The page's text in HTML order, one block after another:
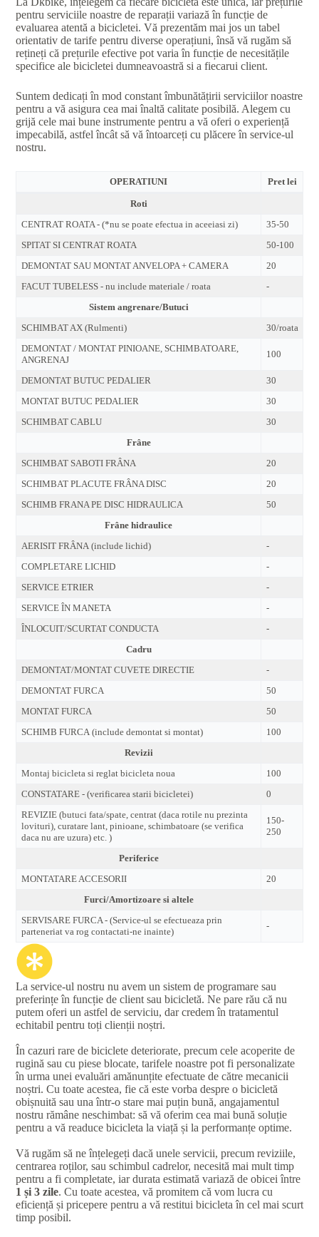
pentru serviciile noastre de reparații variază în funcție de
evaluarea atentă a bicicletei. Vă prezentăm mai jos un tabel
orientativ de tarife pentru diverse operațiuni, însă vă rugăm să
rețineți că prețurile efective pot varia în funcție de necesitățile
specifice ale bicicletei dumneavoastră si a fiecarui client.
Suntem dedicați în mod constant îmbunătățirii serviciilor noastre
pentru a vă asigura cea mai înaltă calitate posibilă. Alegem cu
grijă cele mai bune instrumente pentru a vă oferi o experiență
impecabilă, astfel încât să vă întoarceți cu plăcere în service-ul
nostru.
OPERATIUNI Pret lei
Roti
CENTRAT ROATA - (*nu se poate efectua in aceeiasi zi)
35-50
SPITAT SI CENTRAT ROATA
50-100
DEMONTAT SAU MONTAT ANVELOPA + CAMERA
20
FACUT TUBELESS - nu include materiale / roata
-
Sistem angrenare/Butuci
SCHIMBAT AX (Rulmenti)
30/roata
DEMONTAT / MONTAT PINIOANE, SCHIMBATOARE,
ANGRENAJ
100
DEMONTAT BUTUC PEDALIER
30
MONTAT BUTUC PEDALIER
30
SCHIMBAT CABLU
30
Frâne
SCHIMBAT SABOTI FRÂNA
20
SCHIMBAT PLACUTE FRÂNA DISC
20
SCHIMB FRANA PE DISC HIDRAULICA
50
Frâne hidraulice
AERISIT FRÂNA (include lichid)
-
COMPLETARE LICHID
-
SERVICE ETRIER
-
SERVICE ÎN MANETA
-
ÎNLOCUIT/SCURTAT CONDUCTA
-
Cadru
DEMONTAT/MONTAT CUVETE DIRECTIE
-
DEMONTAT FURCA
50
MONTAT FURCA
50
SCHIMB FURCA (include demontat si montat)
100
Revizii
Montaj bicicleta si reglat bicicleta noua
100
CONSTATARE - (verificarea starii bicicletei)
0
REVIZIE (butuci fata/spate, centrat (daca rotile nu prezinta
lovituri), curatare lant, pinioane, schimbatoare (se verifica
daca nu are uzura) etc. )
150-
250
Periferice
MONTATARE ACCESORII
20
Furci/Amortizoare si altele
SERVISARE FURCA - (Service-ul se efectueaza prin
parteneriat va rog contactati-ne inainte)
-
La service-ul nostru nu avem un sistem de programare sau
preferințe în funcție de client sau bicicletă. Ne pare rău că nu
putem oferi un astfel de serviciu, dar credem în tratamentul
echitabil pentru toți clienții noștri.
În cazuri rare de biciclete deteriorate, precum cele acoperite de
rugină sau cu piese blocate, tarifele noastre pot fi personalizate
în urma unei evaluări amănunțite efectuate de către mecanicii
noștri. Cu toate acestea, fie că este vorba despre o bicicletă
obișnuită sau una într-o stare mai puțin bună, angajamentul
nostru rămâne neschimbat: să vă oferim cea mai bună soluție
pentru a vă readuce bicicleta la viață și la performanțe optime.
Vă rugăm să ne înțelegeți dacă unele servicii, precum reviziile,
centrarea roților, sau schimbul cadrelor, necesită mai mult timp
pentru a fi completate, iar durata estimată variază de obicei între
1 și 3 zile. Cu toate acestea, vă promitem că vom lucra cu
eficiență și pricepere pentru a vă restitui bicicleta în cel mai scurt
timp posibil.